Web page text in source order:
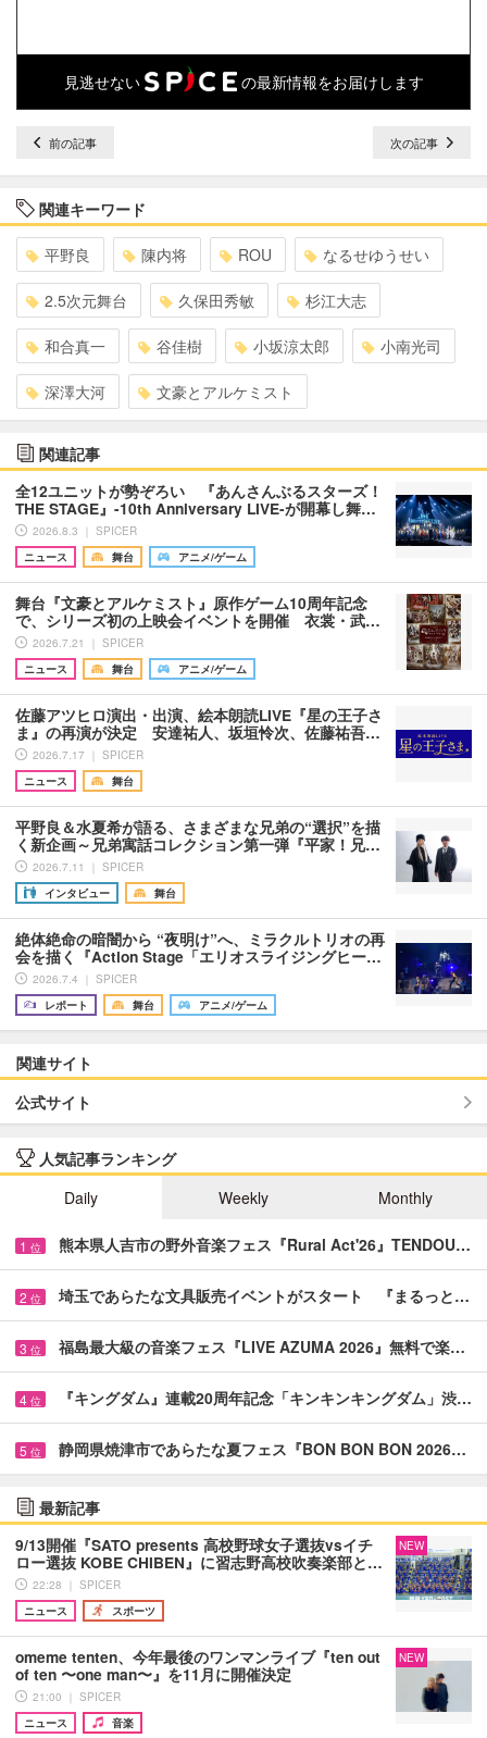
見逃せない の最新情報をお届けします
前の記事 次の記事
関連キーワード
平野良 陳内将 ROU なるせゆうせい
2.5次元舞台 久保田秀敏 杉江大志
和合真一 谷佳樹 小坂涼太郎 小南光司
深澤大河 文豪とアルケミスト
関連記事
全12ユニットが勢ぞろい 『あんさんぶるスターズ！
THE STAGE』-10th Anniversary LIVE-が開幕し舞…
2026.8.3 ｜ SPICER
ニュース
舞台 アニメ/ゲーム
舞台『文豪とアルケミスト』原作ゲーム10周年記念
で、シリーズ初の上映会イベントを開催 衣裳・武…
2026.7.21 ｜ SPICER
ニュース
舞台 アニメ/ゲーム
佐藤アツヒロ演出・出演、絵本朗読LIVE『星の王子さ
ま』の再演が決定 安達祐人、坂垣怜次、佐藤祐吾…
2026.7.17 ｜ SPICER
ニュース
舞台
平野良＆水夏希が語る、さまざまな兄弟の“選択”を描
く新企画～兄弟寓話コレクション第一弾『平家！兄…
2026.7.11 ｜ SPICER
インタビュー
舞台
絶体絶命の暗闇から “夜明け”へ、ミラクルトリオの再
会を描く『Action Stage「エリオスライジングヒー…
2026.7.4 ｜ SPICER
レポート
舞台 アニメ/ゲーム
関連サイト
公式サイト
人気記事ランキング
Daily
Weekly Monthly
1 位 熊本県人吉市の野外音楽フェス『Rural Act'26』TENDOU…
2 位 埼玉であらたな文具販売イベントがスタート 『まるっと…
3 位 福島最大級の音楽フェス『LIVE AZUMA 2026』無料で楽…
4 位 『キングダム』連載20周年記念「キンキンキングダム」渋…
5 位 静岡県焼津市であらたな夏フェス『BON BON BON 2026…
最新記事
9/13開催『SATO presents 高校野球女子選抜vsイチ
ロー選抜 KOBE CHIBEN』に習志野高校吹奏楽部と…
22:28 ｜ SPICER
ニュース
スポーツ
NEW
omeme tenten、今年最後のワンマンライブ『ten out
of ten 〜one man〜』を11月に開催決定
21:00 ｜ SPICER
ニュース
音楽
NEW